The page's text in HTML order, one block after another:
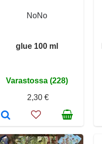
NoNo
glue 100 ml
Varastossa (228)
2,30 €